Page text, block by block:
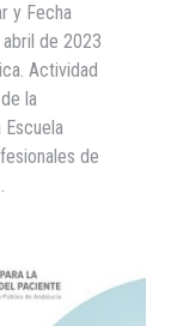
y Fecha
abril de 2023
Actividad
la
Escuela
de